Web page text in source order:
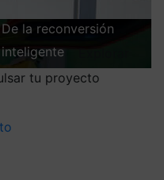
De la reconversión
tu proyecto